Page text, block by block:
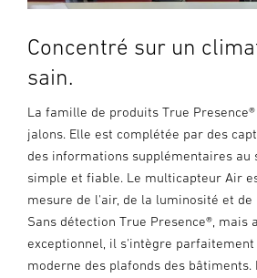
Concentré sur un
sain.
La famille de produits True
jalons. Elle est complétée par des
des informations supplémentaires au
simple et fiable. Le multicapteur Air
mesure de l'air, de la luminosité et
Sans détection True Presence®, mais
exceptionnel, il s'intègre parfaitement
moderne des plafonds des bâtiments.